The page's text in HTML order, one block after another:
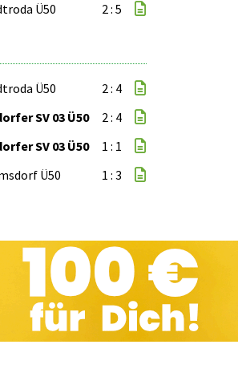
Ü50 2 : 5
Ü50
2 : 4
SV 03 Ü50
2 : 4
SV 03 Ü50
1 : 1
Ü50 1 : 3